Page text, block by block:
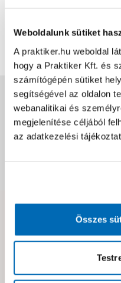
Weboldalunk sütiket
A praktiker.hu weboldal
hogy a Praktiker Kft. és
számítógépén sütiket
segítségével az oldalon
webanalitikai és
megjelenítése céljából
az adatkezelési
Összes
Jótállás,
Csomagolási és súly
Hibát találtál az